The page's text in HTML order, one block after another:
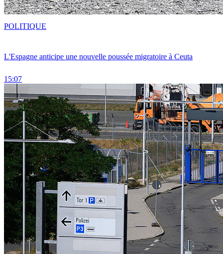
L'Espagne anticipe une nouvelle poussée migratoire à Ceuta
15:07
POLITIQUE